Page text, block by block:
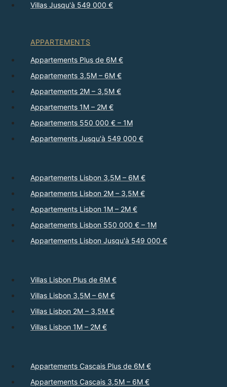
Villas Jusqu'à 549 000 €
APPARTEMENTS
Appartements Plus de 6M €
Appartements 3,5M – 6M €
Appartements 2M – 3,5M €
Appartements 1M – 2M €
Appartements 550 000 € – 1M
Appartements Jusqu'à 549 000 €
Appartements Lisbon 3,5M – 6M €
Appartements Lisbon 2M – 3,5M €
Appartements Lisbon 1M – 2M €
Appartements Lisbon 550 000 € – 1M
Appartements Lisbon Jusqu'à 549 000 €
Villas Lisbon Plus de 6M €
Villas Lisbon 3,5M – 6M €
Villas Lisbon 2M – 3,5M €
Villas Lisbon 1M – 2M €
Appartements Cascais Plus de 6M €
Appartements Cascais 3,5M – 6M €